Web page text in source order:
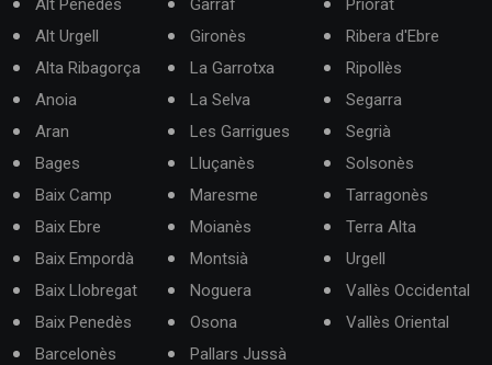
Alt Penedès
Alt Urgell
Alta Ribagorça
Anoia
Aran
Bages
Baix Camp
Baix Ebre
Baix Empordà
Baix Llobregat
Baix Penedès
Barcelonès
Garraf
Gironès
La Garrotxa
La Selva
Les Garrigues
Lluçanès
Maresme
Moianès
Montsià
Noguera
Osona
Pallars Jussà
Priorat
Ribera d'Ebre
Ripollès
Segarra
Segrià
Solsonès
Tarragonès
Terra Alta
Urgell
Vallès Occidental
Vallès Oriental